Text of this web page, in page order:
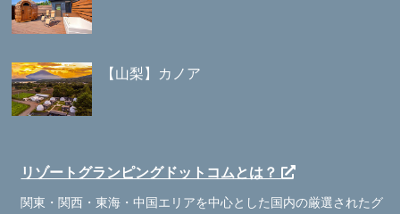
【山梨】カノア
リゾートグランピングドットコムとは？
関東・関西・東海・中国エリアを中心とした国内の厳選されたグ